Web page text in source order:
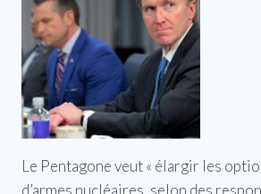
Le Pentagone veut « élargir les
d’armes nucléaires, selon des